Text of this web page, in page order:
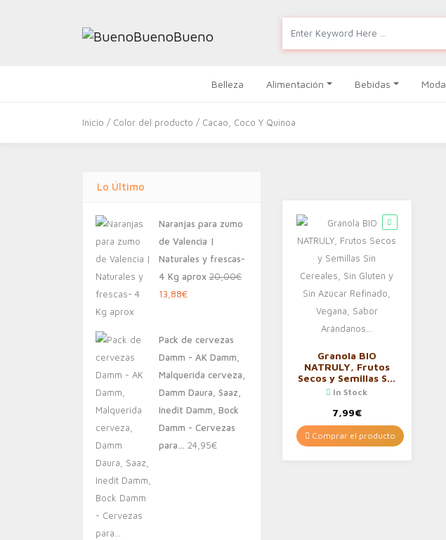
Belleza Alimentación Bebidas Moda
Inicio / Color del producto / Cacao, Coco Y Quinoa
Lo Último
Naranjas para zumo
de Valencia |
Naturales y frescas-
4 Kg aprox 20,00€
El
era:
20,00€.
13,88€El
es:
13,88€.
Pack de cervezas
Damm - AK Damm,
Malquerida cerveza,
Damm Daura, Saaz,
Inedit Damm, Bock
Damm - Cervezas
para… 24,95€
Granola BIO
NATRULY, Frutos
Secos y Semillas Sin
Cereales, Sin
Refinado, Vegana,
Sabor Arándanos…
In Stock
7,99€
Comprar el producto